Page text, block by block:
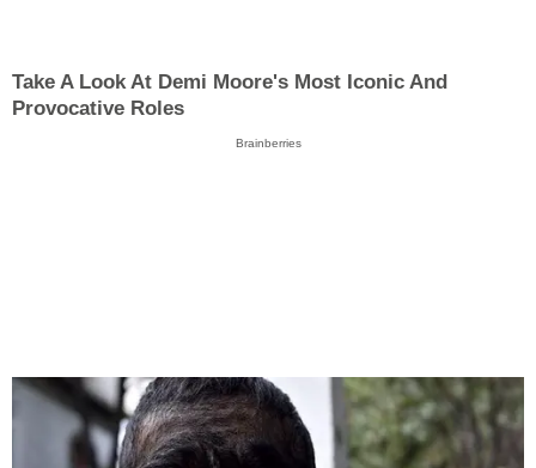
Take A Look At Demi Moore's Most Iconic And
Provocative Roles
Brainberries